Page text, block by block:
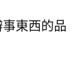
東西的品